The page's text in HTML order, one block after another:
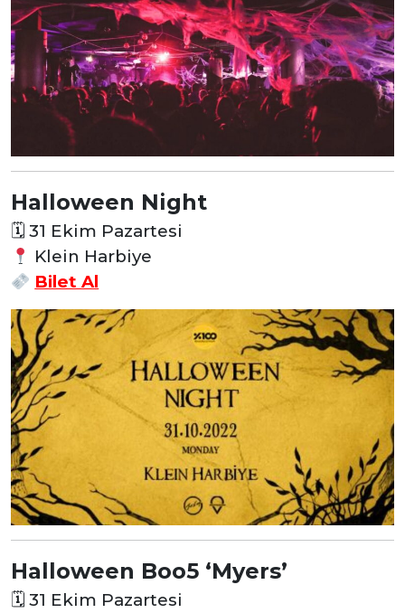
Halloween Night
🗓 31 Ekim Pazartesi
Klein Harbiye
Bilet Al
Halloween Boo5 ‘Myers’
🗓 31 Ekim Pazartesi